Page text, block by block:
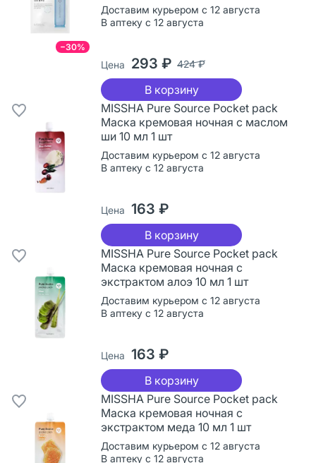
−30%
Доставим курьером с 12 августа
В аптеку с 12 августа
Цена 293 ₽ 424 ₽
В корзину
MISSHA Pure Source Pocket pack
Маска кремовая ночная с маслом
ши 10 мл 1 шт
Доставим курьером с 12 августа
В аптеку с 12 августа
Цена 163 ₽
В корзину
MISSHA Pure Source Pocket pack
Маска кремовая ночная с
экстрактом алоэ 10 мл 1 шт
Доставим курьером с 12 августа
В аптеку с 12 августа
Цена 163 ₽
В корзину
MISSHA Pure Source Pocket pack
Маска кремовая ночная с
экстрактом меда 10 мл 1 шт
Доставим курьером с 12 августа
В аптеку с 12 августа